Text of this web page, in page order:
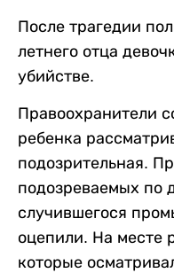
После трагедии
летнего отца
убийстве.
Правоохранители
ребенка
подозрительная.
подозреваемых по
случившегося
оцепили. На месте
которые